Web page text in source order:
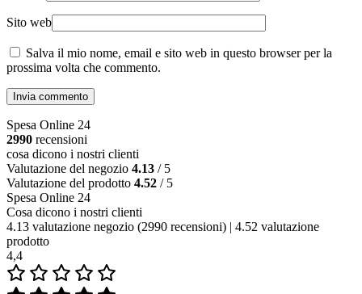
Sito web
Salva il mio nome, email e sito web in questo browser per la
prossima volta che commento.
Invia commento
Spesa Online 24
2990 recensioni
cosa dicono i nostri clienti
Valutazione del negozio 4.13 / 5
Valutazione del prodotto 4.52 / 5
Spesa Online 24
Cosa dicono i nostri clienti
4.13 valutazione negozio (2990 recensioni) | 4.52 valutazione
prodotto
4,4